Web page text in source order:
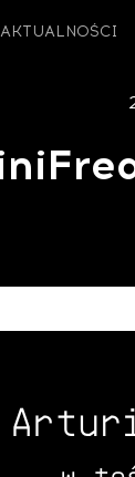
AKTUALNOŚCI